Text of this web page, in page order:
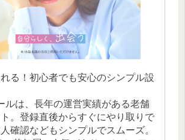
る！初心者でも安心のシンプル設
ルは、長年の運営実績がある老舗
。登録直後からすぐにやり取りで
確認などもシンプルでスムーズ。